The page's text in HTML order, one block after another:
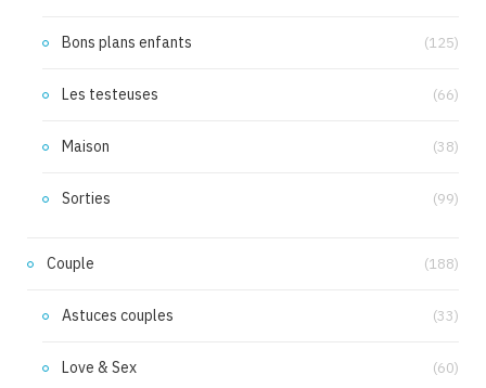
Bons plans enfants (125)
Les testeuses (66)
Maison (38)
Sorties (99)
Couple (188)
Astuces couples (33)
Love & Sex (60)